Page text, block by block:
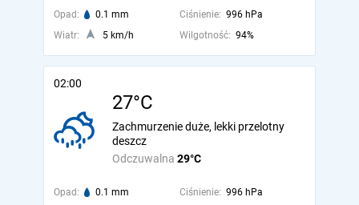
Opad: 0.1 mm Ciśnienie: 996 hPa
Wiatr:
5 km/h Wilgotność: 94%
02:00
27°C
Odczuwalna 29°C
Zachmurzenie duże, lekki przelotny
deszcz
Opad: 0.1 mm Ciśnienie: 996 hPa